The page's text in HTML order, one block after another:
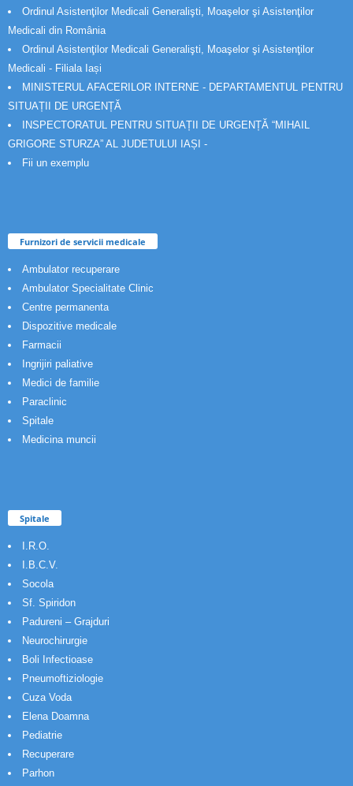
Ordinul Asistenţilor Medicali Generalişti, Moaşelor şi Asistenţilor
Medicali din România
Ordinul Asistenţilor Medicali Generalişti, Moaşelor şi Asistenţilor
Medicali - Filiala Iași
MINISTERUL AFACERILOR INTERNE - DEPARTAMENTUL PENTRU
SITUAȚII DE URGENȚĂ
INSPECTORATUL PENTRU SITUAȚII DE URGENȚĂ “MIHAIL
GRIGORE STURZA” AL JUDETULUI IAȘI -
Fii un exemplu
Furnizori de servicii medicale
Ambulator recuperare
Ambulator Specialitate Clinic
Centre permanenta
Dispozitive medicale
Farmacii
Ingrijiri paliative
Medici de familie
Paraclinic
Spitale
Medicina muncii
Spitale
I.R.O.
I.B.C.V.
Socola
Sf. Spiridon
Padureni – Grajduri
Neurochirurgie
Boli Infectioase
Pneumoftiziologie
Cuza Voda
Elena Doamna
Pediatrie
Recuperare
Parhon